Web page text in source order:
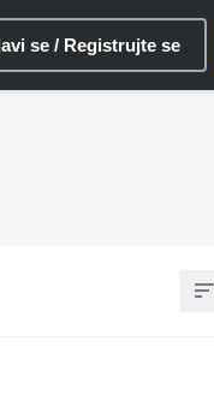
se / Registrujte se